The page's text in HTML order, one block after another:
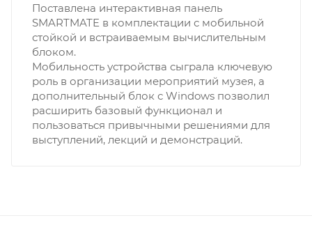
Поставлена интерактивная панель
SMARTMATE в комплектации с мобильной
стойкой и встраиваемым вычислительным
блоком.
Мобильность устройства сыграла ключевую
роль в организации мероприятий музея, а
дополнительный блок с Windows позволил
расширить базовый функционал и
пользоваться привычными решениями для
выступлений, лекций и демонстраций.